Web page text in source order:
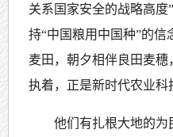
关系国家安全的战略高
持“中国粮用中国种”的
麦田，朝夕相伴良田麦
执着，正是新时代农业科
他们有扎根大地的为